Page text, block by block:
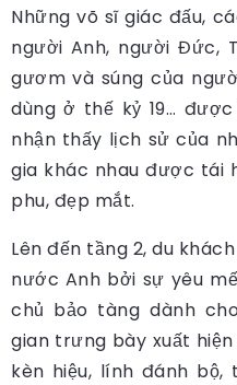
Những võ sĩ giác đấu,
người Anh, người Đức,
gươm và súng của
dùng ở thế kỷ 19…
nhận thấy lịch sử của
gia khác nhau được tái
phu, đẹp mắt.
Lên đến tầng 2, du
nước Anh bởi sự yêu
chủ bảo tàng dành
gian trưng bày xuất
kèn hiệu, lính đánh bộ,